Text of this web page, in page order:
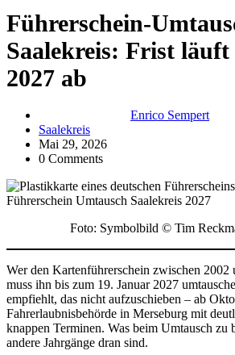
Führerschein-
Saalekreis: Frist
2027 ab
Enrico Sempert
Saalekreis
Mai 29, 2026
0 Comments
Foto: Symbolbild © Tim
Wer den Kartenführerschein zwischen 2002
muss ihn bis zum 19. Januar 2027
empfiehlt, das nicht aufzuschieben – ab
Fahrerlaubnisbehörde in Merseburg mit
knappen Terminen. Was beim Umtausch zu
andere Jahrgänge dran sind.